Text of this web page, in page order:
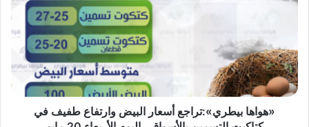
طفيف
في
كتاكيت
التسمين
بالأسواق..«هواها بيطري»:تراجع أسعار البيض وارتفاع طفيف في